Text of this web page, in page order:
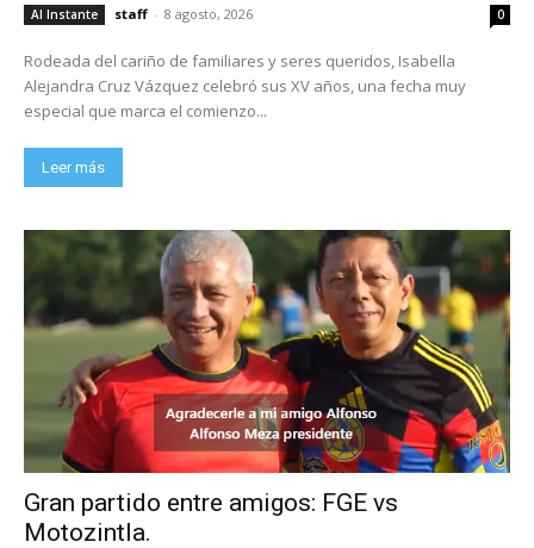
Al Instante staff - 8 agosto, 2026 0
Rodeada del cariño de familiares y seres queridos, Isabella
Alejandra Cruz Vázquez celebró sus XV años, una fecha muy
especial que marca el comienzo...
Leer más
Gran partido entre amigos: FGE vs
Motozintla.